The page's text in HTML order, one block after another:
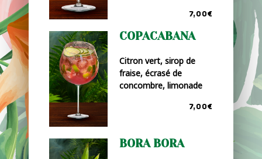
7,00€
COPACABANA
Citron vert, sirop de
fraise, écrasé de
concombre, limonade
7,00€
BORA BORA